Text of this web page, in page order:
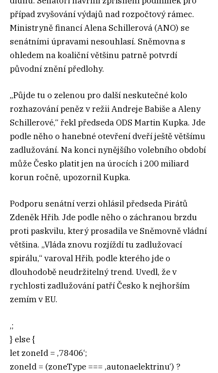
případ zvyšování výdajů nad rozpočtový rámec.
Ministryně financí Alena Schillerová (ANO) se
senátními úpravami nesouhlasí. Sněmovna s
ohledem na koaliční většinu patrně potvrdí
původní znění předlohy.
„Půjde tu o zelenou pro další neskutečné kolo
rozhazování peněz v režii Andreje Babiše a Aleny
Schillerové,“ řekl předseda ODS Martin Kupka. Jde
podle něho o hanebné otevření dveří ještě většímu
zadlužování. Na konci nynějšího volebního období
může Česko platit jen na úrocích i 200 miliard
korun ročně, upozornil Kupka.
Podporu senátní verzi ohlásil předseda Pirátů
Zdeněk Hřib. Jde podle něho o záchranou brzdu
proti paskvilu, který prosadila ve Sněmovně vládní
většina. „Vláda znovu rozjíždí tu zadlužovací
spirálu,“ varoval Hřib, podle kterého jde o
dlouhodobě neudržitelný trend. Uvedl, že v
rychlosti zadlužování patří Česko k nejhorším
zemím v EU.
‚;
} else {
let zoneId = ‚78406‘;
zoneId = (zoneType === ‚autonaelektrinu‘) ?